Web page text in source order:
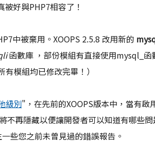
好與PHP7相容了！
中被棄用。XOOPS 2.5.8 改用新的
函數庫 ，部份模組有直接使用mysql_函
模組均已修改完畢！）
級別"，在先前的XOOPS版本中，當有
不再隱藏以便讓開發者可以知道有哪些
些您之前未曾見過的錯誤報告。